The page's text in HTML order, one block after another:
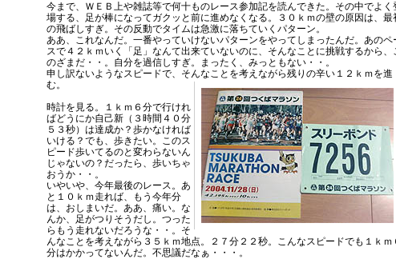
今まで、ＷＥＢ上や雑誌等で何十ものレース参加記を読んできた。その中でよく
場する、足が棒になってガクッと前に進めなくなる。３０ｋｍの壁の原因は、最
の飛ばしすぎ。その反動でタイムは急激に落ちていくパターン。
ああ、これなんだ。一番やっていけないパターンをやってしまったんだ。あのペ
スで４２ｋｍいく「足」なんて出来ていないのに、そんなことに挑戦するから、
のざまだ・・。自分を過信しすぎ。まったく、みっともない・・。
申し訳ないようなスピードで、そんなことを考えながら残りの辛い１２ｋｍを進
む。
時計を見る。１ｋｍ６分で行けれ
ばどうにか自己新（３時間４０分
５３秒）は達成か？歩かなければ
いける？でも、歩きたい。このス
ピード歩いてるのと変わらないん
じゃないの？だったら、歩いちゃ
おうか・・。
いやいや、今年最後のレース。あ
と１０ｋｍ走れば、もう今年分
は、おしまいだ。ああ、痛い。な
んか、足がつりそうだし。つった
らもう走れないだろうな・・。そ
んなことを考えながら３５ｋｍ地点。２７分２２秒。こんなスピードでも１ｋｍ
分はかかってないんだ。不思議だなぁ・・・。